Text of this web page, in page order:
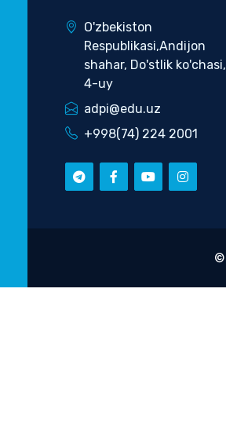
O'zbekiston
Respublikasi,Andijon
shahar, Do'stlik ko'chasi,
4-uy
adpi@edu.uz
+998(74) 224 2001
©